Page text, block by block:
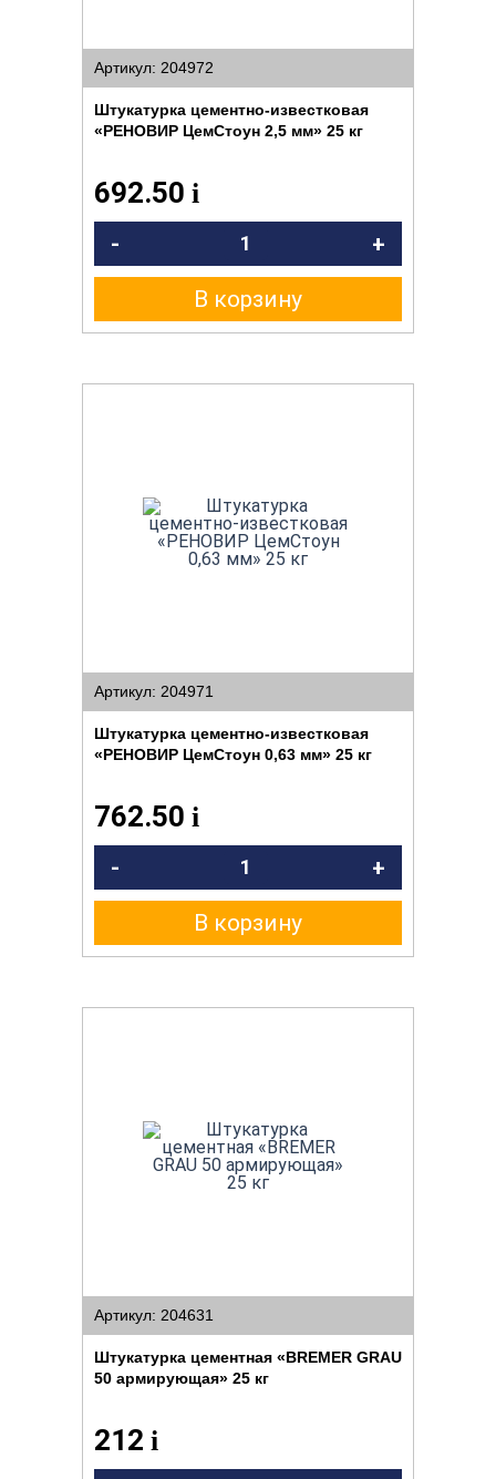
Артикул: 204972
Штукатурка цементно-известковая
«РЕНОВИР ЦемСтоун 2,5 мм» 25 кг
692.50 i
- +
В корзину
Артикул: 204971
Штукатурка цементно-известковая
«РЕНОВИР ЦемСтоун 0,63 мм» 25 кг
762.50 i
- +
В корзину
Артикул: 204631
Штукатурка цементная «BREMER GRAU
50 армирующая» 25 кг
212 i